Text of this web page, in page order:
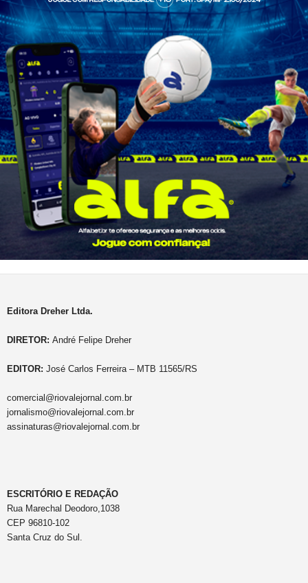
Editora Dreher Ltda.
DIRETOR: André Felipe Dreher
EDITOR: José Carlos Ferreira – MTB 11565/RS
comercial@riovalejornal.com.br
jornalismo@riovalejornal.com.br
assinaturas@riovalejornal.com.br
ESCRITÓRIO E REDAÇÃO
Rua Marechal Deodoro,1038
CEP 96810-102
Santa Cruz do Sul.